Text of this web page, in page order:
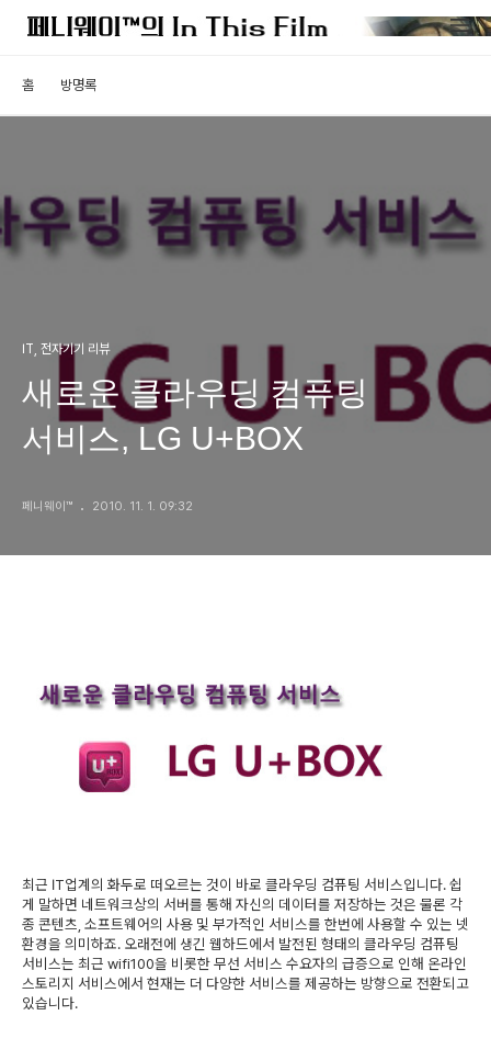
홈 방명록
IT, 전자기기 리뷰
새로운 클라우딩 컴퓨팅
서비스, LG U+BOX
페니웨이™ 2010. 11. 1. 09:32
최근 IT업계의 화두로 떠오르는 것이 바로 클라우딩 컴퓨팅 서비스입니다. 쉽
게 말하면 네트워크상의 서버를 통해 자신의 데이터를 저장하는 것은 물론 각
종 콘텐츠, 소프트웨어의 사용 및 부가적인 서비스를 한번에 사용할 수 있는 넷
환경을 의미하죠. 오래전에 생긴 웹하드에서 발전된 형태의 클라우딩 컴퓨팅
서비스는 최근 wifi100을 비롯한 무선 서비스 수요자의 급증으로 인해 온라인
스토리지 서비스에서 현재는 더 다양한 서비스를 제공하는 방향으로 전환되고
있습니다.